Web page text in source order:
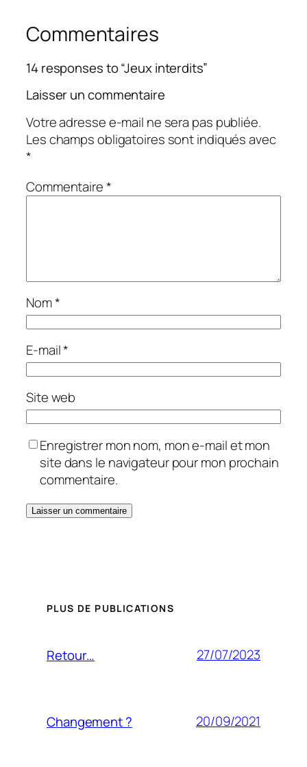
Commentaires
14 responses to “Jeux interdits”
Laisser un commentaire
Votre adresse e-mail ne sera pas publiée.
Les champs obligatoires sont indiqués avec
*
Commentaire*
Nom*
E-mail*
Site web
Enregistrer mon nom, mon e-mail et mon
site dans le navigateur pour mon prochain
commentaire.
PLUS DE PUBLICATIONS
Retour… 27/07/2023
Changement ? 20/09/2021